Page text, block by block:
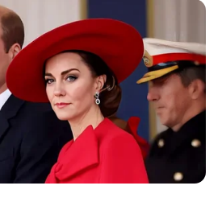
e que faz a diferença em
fitas de cetim coloridas!
chamativas e veja sua
vida!
também pode ser
outras festas ou mais alguns
basta guardar com cuidado